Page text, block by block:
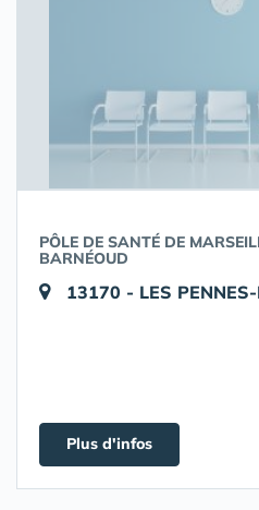
PÔLE DE SANTÉ DE
BARNÉOUD
13170 - LES
Plus d'infos